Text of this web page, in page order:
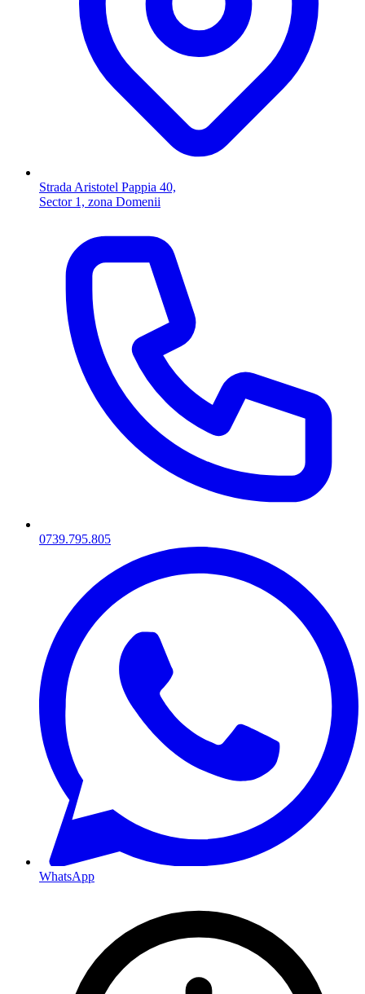
Strada Aristotel Pappia 40,
Sector 1, zona Domenii
0739.795.805
WhatsApp